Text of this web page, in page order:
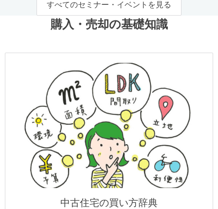
すべてのセミナー・イベントを見る
購入・売却の基礎知識
中古住宅の買い方辞典